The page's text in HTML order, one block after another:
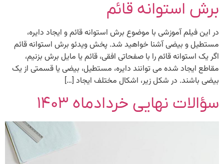
برش استوانه قائم
در این فیلم آموزشی با موضوع برش استوانه قائم و ایجاد دایره،
مستطیل و بیضی آشنا خواهید شد. پخش ویدئو برش استوانه قائم
اگر یک استوانه قائم را با صفحاتی افقی، قائم یا مایل برش بزنیم،
مقاطع ایجاد شده می ‏‏توانند دایره، مستطیل، بیضی یا قسمتی از یک
بیضی باشند. در شکل زیر، اشکال مختلف ایجاد […]
سؤالات نهایی خردادماه ۱۴۰۳